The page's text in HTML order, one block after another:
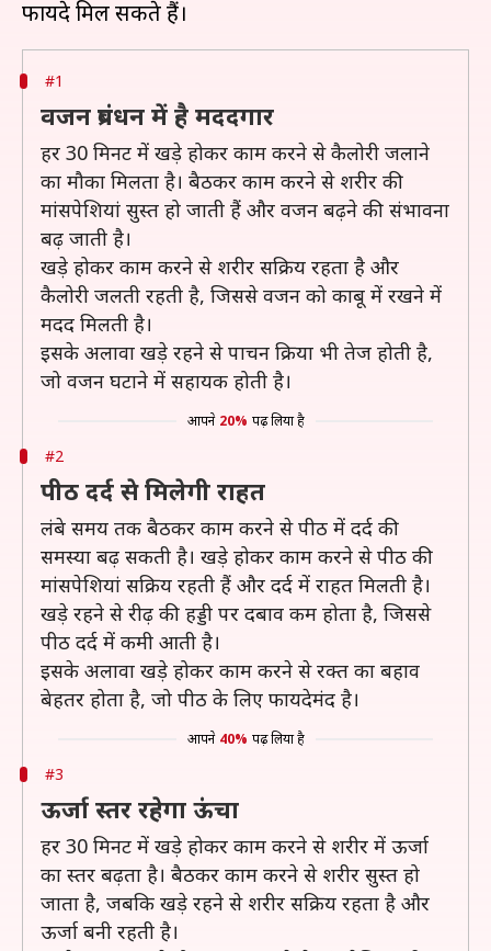
#1
वजन प्रबंधन में है मददगार
हर 30 मिनट में खड़े होकर काम करने से कैलोरी जलाने
का मौका मिलता है। बैठकर काम करने से शरीर की
मांसपेशियां सुस्त हो जाती हैं और वजन बढ़ने की संभावना
बढ़ जाती है।
खड़े होकर काम करने से शरीर सक्रिय रहता है और
कैलोरी जलती रहती है, जिससे वजन को काबू में रखने में
मदद मिलती है।
इसके अलावा खड़े रहने से पाचन क्रिया भी तेज होती है,
जो वजन घटाने में सहायक होती है।
आपने 20% पढ़ लिया है
#2
पीठ दर्द से मिलेगी राहत
लंबे समय तक बैठकर काम करने से पीठ में दर्द की
समस्या बढ़ सकती है। खड़े होकर काम करने से पीठ की
मांसपेशियां सक्रिय रहती हैं और दर्द में राहत मिलती है।
खड़े रहने से रीढ़ की हड्डी पर दबाव कम होता है, जिससे
पीठ दर्द में कमी आती है।
इसके अलावा खड़े होकर काम करने से रक्त का बहाव
बेहतर होता है, जो पीठ के लिए फायदेमंद है।
आपने 40% पढ़ लिया है
#3
ऊर्जा स्तर रहेगा ऊंचा
हर 30 मिनट में खड़े होकर काम करने से शरीर में ऊर्जा
का स्तर बढ़ता है। बैठकर काम करने से शरीर सुस्त हो
जाता है, जबकि खड़े रहने से शरीर सक्रिय रहता है और
ऊर्जा बनी रहती है।